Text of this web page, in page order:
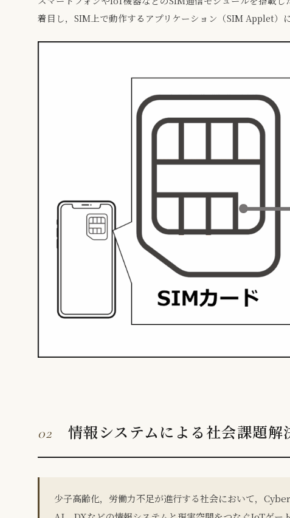
着目し，SIM上で動作するアプリケーション（SIM Applet）
02 情報システムによる社会課題解
少子高齢化，労働力不足が進行する社会において，